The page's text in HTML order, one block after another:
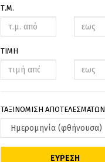
Τ.Μ.
ΤΙΜΗ
ΤΑΞΙΝΟΜΙΣΗ ΑΠΟΤΕΛΕΣΜΑΤΩΝ
ΕΥΡΕΣΗ